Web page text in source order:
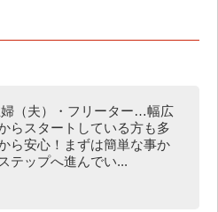
（夫）・フリーター…幅広
らスタートしている方も多
ら安心！まずは簡単な事か
テップへ進んでい...